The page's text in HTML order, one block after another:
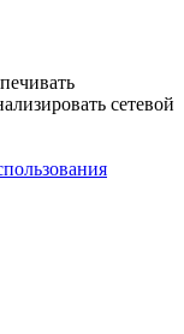
сетевой